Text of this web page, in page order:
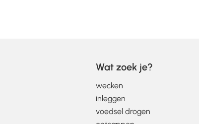
Wat zoek je?
wecken
inleggen
voedsel drogen